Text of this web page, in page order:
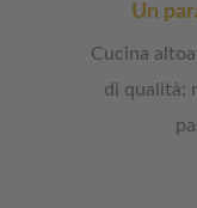
Un
Cucina
di qualità: